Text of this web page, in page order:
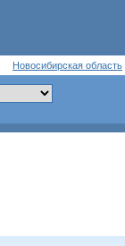
Новосибирская область